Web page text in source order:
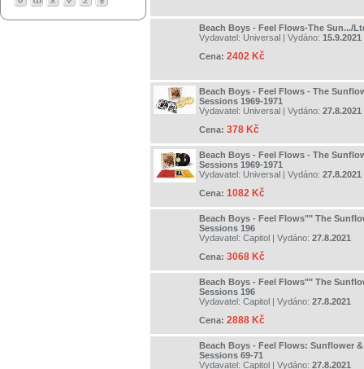
Beach Boys - Feel Flows-The Sun.../
Vydavatel: Universal | Vydáno: 15.9.2021
Cena: 2402 Kč
Beach Boys - Feel Flows - The
Sessions 1969-1971
Vydavatel: Universal | Vydáno: 27.8.2021
Cena: 378 Kč
Beach Boys - Feel Flows - The
Sessions 1969-1971
Vydavatel: Universal | Vydáno: 27.8.2021
Cena: 1082 Kč
Beach Boys - Feel Flows"" The
Sessions 196
Vydavatel: Capitol | Vydáno: 27.8.2021
Cena: 3068 Kč
Beach Boys - Feel Flows"" The
Sessions 196
Vydavatel: Capitol | Vydáno: 27.8.2021
Cena: 2888 Kč
Beach Boys - Feel Flows: Sunflower
Sessions 69-71
Vydavatel: Capitol | Vydáno: 27.8.2021